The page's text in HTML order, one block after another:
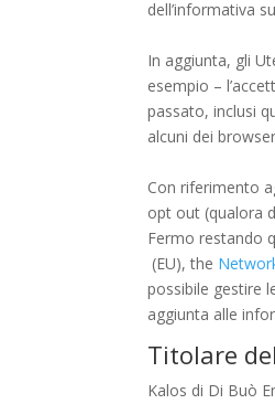
dell’informativa
In aggiunta, gli
esempio –
passato, inclusi
alcuni dei
Con riferimento
opt out (qualora
Fermo restando
(EU), the
possibile gestire
aggiunta alle
Titolare
Kalos di Di Buò